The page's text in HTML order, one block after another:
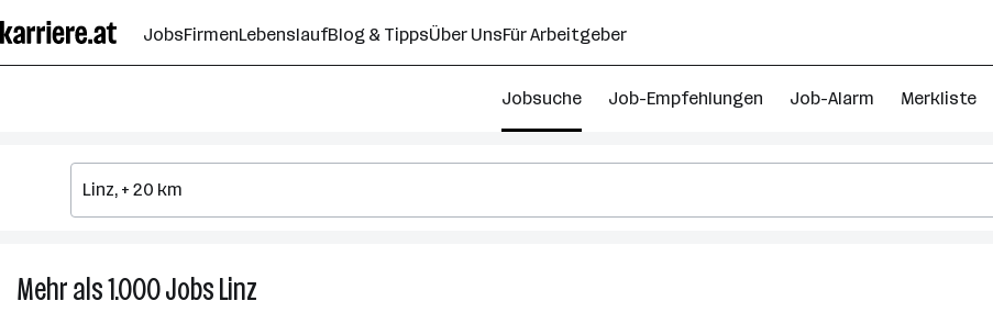
Seiteninhalt
springen
JobsFirmenLebenslaufBlog & TippsÜber UnsFür Arbeitgeber
Jobsuche Job-Empfehlungen Job-Alarm Merkliste
Mehr als 1.000JobsLinz